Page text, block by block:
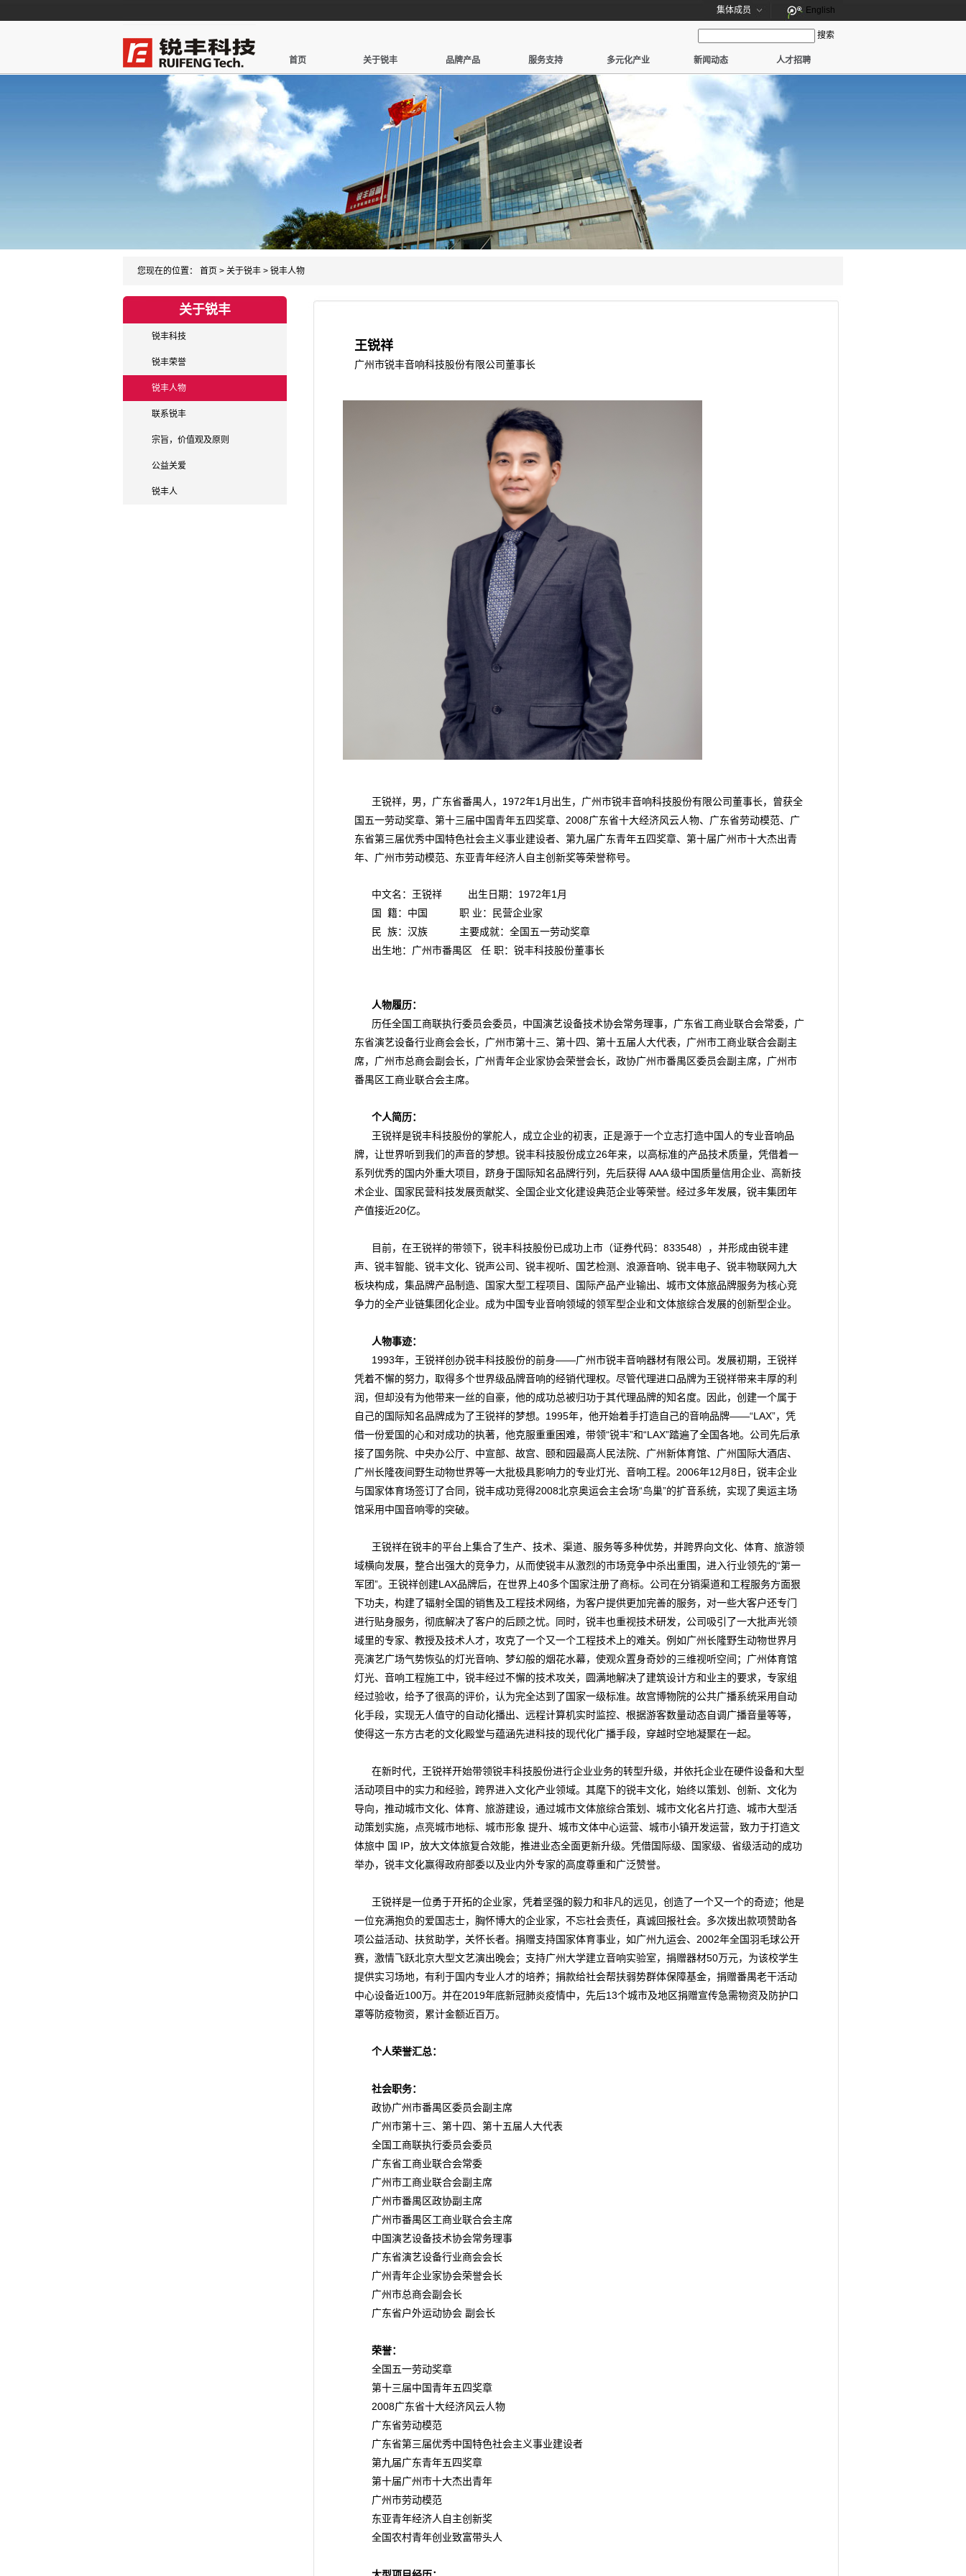
搜索
集体成员 English
首页 关于锐丰 品牌产品 服务支持 多元化产业 新闻动态 人才招聘
您现在的位置： 首页 > 关于锐丰 > 锐丰人物
关于锐丰
锐丰科技
锐丰荣誉
锐丰人物
联系锐丰
宗旨，价值观及原则
公益关爱
锐丰人
王锐祥
广州市锐丰音响科技股份有限公司董事长
王锐祥，男，广东省番禺人，1972年1月出生，广州市锐丰音响科技股份有限公司董事长，曾获全
国五一劳动奖章、第十三届中国青年五四奖章、2008广东省十大经济风云人物、广东省劳动模范、广
东省第三届优秀中国特色社会主义事业建设者、第九届广东青年五四奖章、第十届广州市十大杰出青
年、广州市劳动模范、东亚青年经济人自主创新奖等荣誉称号。
中文名：王锐祥 出生日期：1972年1月
国 籍：中国 职 业：民营企业家
民 族：汉族 主要成就：全国五一劳动奖章
出生地：广州市番禺区 任 职：锐丰科技股份董事长
人物履历：
历任全国工商联执行委员会委员，中国演艺设备技术协会常务理事，广东省工商业联合会常委，广
东省演艺设备行业商会会长，广州市第十三、第十四、第十五届人大代表，广州市工商业联合会副主
席，广州市总商会副会长，广州青年企业家协会荣誉会长，政协广州市番禺区委员会副主席，广州市
番禺区工商业联合会主席。
个人简历：
王锐祥是锐丰科技股份的掌舵人，成立企业的初衷，正是源于一个立志打造中国人的专业音响品
牌，让世界听到我们的声音的梦想。锐丰科技股份成立26年来，以高标准的产品技术质量，凭借着一
系列优秀的国内外重大项目，跻身于国际知名品牌行列，先后获得 AAA 级中国质量信用企业、高新技
术企业、国家民营科技发展贡献奖、全国企业文化建设典范企业等荣誉。经过多年发展，锐丰集团年
产值接近20亿。
目前，在王锐祥的带领下，锐丰科技股份已成功上市（证券代码：833548），并形成由锐丰建
声、锐丰智能、锐丰文化、锐声公司、锐丰视听、国艺检测、浪源音响、锐丰电子、锐丰物联网九大
板块构成，集品牌产品制造、国家大型工程项目、国际产品产业输出、城市文体旅品牌服务为核心竞
争力的全产业链集团化企业。成为中国专业音响领域的领军型企业和文体旅综合发展的创新型企业。
人物事迹：
1993年，王锐祥创办锐丰科技股份的前身——广州市锐丰音响器材有限公司。发展初期，王锐祥
凭着不懈的努力，取得多个世界级品牌音响的经销代理权。尽管代理进口品牌为王锐祥带来丰厚的利
润，但却没有为他带来一丝的自豪，他的成功总被归功于其代理品牌的知名度。因此，创建一个属于
自己的国际知名品牌成为了王锐祥的梦想。1995年，他开始着手打造自己的音响品牌——“LAX”，凭
借一份爱国的心和对成功的执著，他克服重重困难，带领“锐丰”和“LAX”踏遍了全国各地。公司先后承
接了国务院、中央办公厅、中宣部、故宫、颐和园最高人民法院、广州新体育馆、广州国际大酒店、
广州长隆夜间野生动物世界等一大批极具影响力的专业灯光、音响工程。2006年12月8日，锐丰企业
与国家体育场签订了合同，锐丰成功竞得2008北京奥运会主会场“鸟巢”的扩音系统，实现了奥运主场
馆采用中国音响零的突破。
王锐祥在锐丰的平台上集合了生产、技术、渠道、服务等多种优势，并跨界向文化、体育、旅游领
域横向发展，整合出强大的竞争力，从而使锐丰从激烈的市场竞争中杀出重围，进入行业领先的“第一
军团”。王锐祥创建LAX品牌后，在世界上40多个国家注册了商标。公司在分销渠道和工程服务方面狠
下功夫，构建了辐射全国的销售及工程技术网络，为客户提供更加完善的服务，对一些大客户还专门
进行贴身服务，彻底解决了客户的后顾之忧。同时，锐丰也重视技术研发，公司吸引了一大批声光领
域里的专家、教授及技术人才，攻克了一个又一个工程技术上的难关。例如广州长隆野生动物世界月
亮演艺广场气势恢弘的灯光音响、梦幻般的烟花水幕，使观众置身奇妙的三维视听空间；广州体育馆
灯光、音响工程施工中，锐丰经过不懈的技术攻关，圆满地解决了建筑设计方和业主的要求，专家组
经过验收，给予了很高的评价，认为完全达到了国家一级标准。故宫博物院的公共广播系统采用自动
化手段，实现无人值守的自动化播出、远程计算机实时监控、根据游客数量动态自调广播音量等等，
使得这一东方古老的文化殿堂与蕴涵先进科技的现代化广播手段，穿越时空地凝聚在一起。
在新时代，王锐祥开始带领锐丰科技股份进行企业业务的转型升级，并依托企业在硬件设备和大型
活动项目中的实力和经验，跨界进入文化产业领域。其麾下的锐丰文化，始终以策划、创新、文化为
导向，推动城市文化、体育、旅游建设，通过城市文体旅综合策划、城市文化名片打造、城市大型活
动策划实施，点亮城市地标、城市形象 提升、城市文体中心运营、城市小镇开发运营，致力于打造文
体旅中 国 IP，放大文体旅复合效能，推进业态全面更新升级。凭借国际级、国家级、省级活动的成功
举办，锐丰文化赢得政府部委以及业内外专家的高度尊重和广泛赞誉。
王锐祥是一位勇于开拓的企业家，凭着坚强的毅力和非凡的远见，创造了一个又一个的奇迹；他是
一位充满抱负的爱国志士，胸怀博大的企业家，不忘社会责任，真诚回报社会。多次拨出款项赞助各
项公益活动、扶贫助学，关怀长者。捐赠支持国家体育事业，如广州九运会、2002年全国羽毛球公开
赛，激情飞跃北京大型文艺演出晚会；支持广州大学建立音响实验室，捐赠器材50万元，为该校学生
提供实习场地，有利于国内专业人才的培养；捐款给社会帮扶弱势群体保障基金，捐赠番禺老干活动
中心设备近100万。并在2019年底新冠肺炎疫情中，先后13个城市及地区捐赠宣传急需物资及防护口
罩等防疫物资，累计金额近百万。
个人荣誉汇总：
社会职务：
政协广州市番禺区委员会副主席
广州市第十三、第十四、第十五届人大代表
全国工商联执行委员会委员
广东省工商业联合会常委
广州市工商业联合会副主席
广州市番禺区政协副主席
广州市番禺区工商业联合会主席
中国演艺设备技术协会常务理事
广东省演艺设备行业商会会长
广州青年企业家协会荣誉会长
广州市总商会副会长
广东省户外运动协会 副会长
荣誉：
全国五一劳动奖章
第十三届中国青年五四奖章
2008广东省十大经济风云人物
广东省劳动模范
广东省第三届优秀中国特色社会主义事业建设者
第九届广东青年五四奖章
第十届广州市十大杰出青年
广州市劳动模范
东亚青年经济人自主创新奖
全国农村青年创业致富带头人